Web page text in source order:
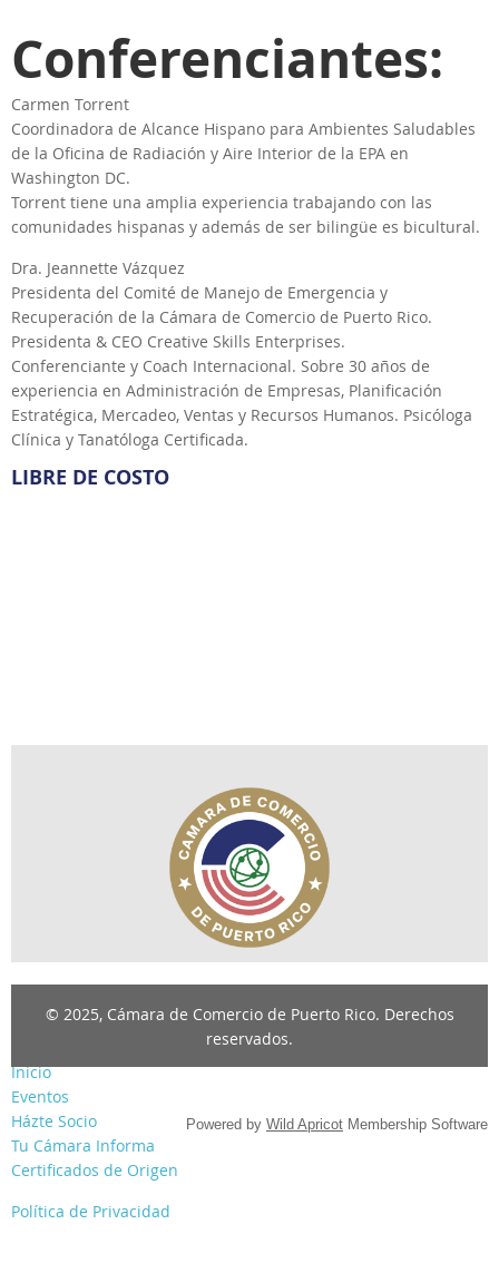
Conferenciantes:
Carmen Torrent
Coordinadora de Alcance Hispano para Ambientes Saludables
de la Oficina de Radiación y Aire Interior de la EPA en
Washington DC.
Torrent tiene una amplia experiencia trabajando con las
comunidades hispanas y además de ser bilingüe es bicultural.
Dra. Jeannette Vázquez
Presidenta del Comité de Manejo de Emergencia y
Recuperación de la Cámara de Comercio de Puerto Rico.
Presidenta & CEO Creative Skills Enterprises.
Conferenciante y Coach Internacional. Sobre 30 años de
experiencia en Administración de Empresas, Planificación
Estratégica, Mercadeo, Ventas y Recursos Humanos. Psicóloga
Clínica y Tanatóloga Certificada.
LIBRE DE COSTO
Inicio
Eventos
Házte Socio
Tu Cámara Informa
Certificados de Origen
Política de Privacidad
© 2025, Cámara de Comercio de Puerto Rico. Derechos
reservados.
Powered by Wild Apricot Membership Software